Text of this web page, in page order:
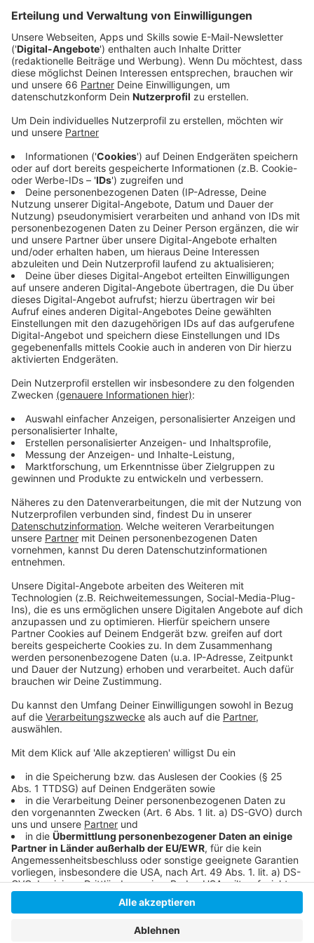
Veröffentlicht:Dienstag, 21.03.2023 12:08
Anzeige
Der Vorstand des Comitee Düsseldorfer Carneval hat
sich am Abend einstimmig für den Vorschlang
entschieden. Das neue Motto sei kurz und prägnant
und rücke die Düsseldorfer Mundart in den
Vordergrund, heißt es von der Jury. Ausgedacht hat
sich das Motto der bekannte Düsseldorfer Kalle
Wahle, der schon 50 Jahre Mitglied der Prinzengarde
Rot-Weiss ist und unter anderem auch für die
Organisation des Düsseldorfer CSD zuständig ist.
Anzeige
Eure Meinung ist gefragt
Anzeige
Wir wollen auf unserer Facebook-Seite wissen: Seid ihr
eigentlich noch mitDüsseldorfer Platt
geworden - oder hatDialektbei euch zu Hause keine
Rolle mehr gespielt?
Anzeige
Anzeige
Weitere Infos und Links zum Thema:
Anzeige
Das Comitee Düsseldorfer Carneval e.V.
So haben wir über die Motto-Suche berichtet
Die Homepage von Kalle Wahle
Wiki-Artikel zum Düsseldorfer Platt
Anzeige
Anzeige